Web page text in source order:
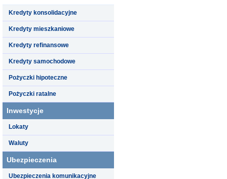
Kredyty konsolidacyjne
Kredyty mieszkaniowe
Kredyty refinansowe
Kredyty samochodowe
Pożyczki hipoteczne
Pożyczki ratalne
Inwestycje
Lokaty
Waluty
Ubezpieczenia
Ubezpieczenia komunikacyjne